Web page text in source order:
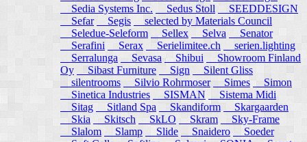
Sedia Systems Inc.
Sedus Stoll
SEEDDESIGN
Sefar
Segis
selected by Materials Council
Seledue-Seleform
Sellex Selva
Senator
Serafini
Serax Serielimitee.ch
serien.lighting
Serralunga
Sevasa Shibui
Showroom Finland
Oy
Sibast Furniture Sign
Silent Gliss
silentrooms
Silvio Rohrmoser Simes Simon
Sinetica Industries
SISMAN
Sistema Midi
Sitag
Sitland Spa Skandiform
Skargaarden
Skia
Skitsch SkLO Skram
Sky-Frame
Slalom
Slamp Slide Snaidero
Soeder